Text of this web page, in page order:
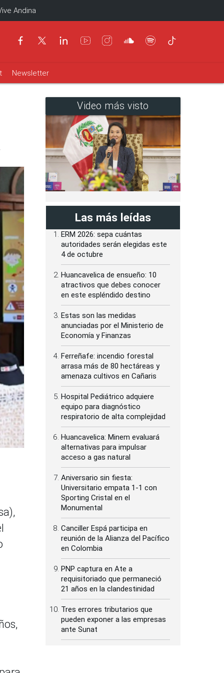
Andina
Newsletter
Video más visto
Las más leídas
ERM 2026: sepa cuántas
autoridades serán elegidas este
4 de octubre
Huancavelica de ensueño: 10
atractivos que debes conocer
en este espléndido destino
Estas son las medidas
anunciadas por el Ministerio de
Economía y Finanzas
Ferreñafe: incendio forestal
arrasa más de 80 hectáreas y
amenaza cultivos en Cañaris
Hospital Pediátrico adquiere
equipo para diagnóstico
respiratorio de alta complejidad
Huancavelica: Minem evaluará
alternativas para impulsar
acceso a gas natural
Aniversario sin fiesta:
Universitario empata 1-1 con
Sporting Cristal en el
Monumental
Canciller Espá participa en
reunión de la Alianza del Pacífico
en Colombia
PNP captura en Ate a
requisitoriado que permaneció
21 años en la clandestinidad
Tres errores tributarios que
pueden exponer a las empresas
ante Sunat